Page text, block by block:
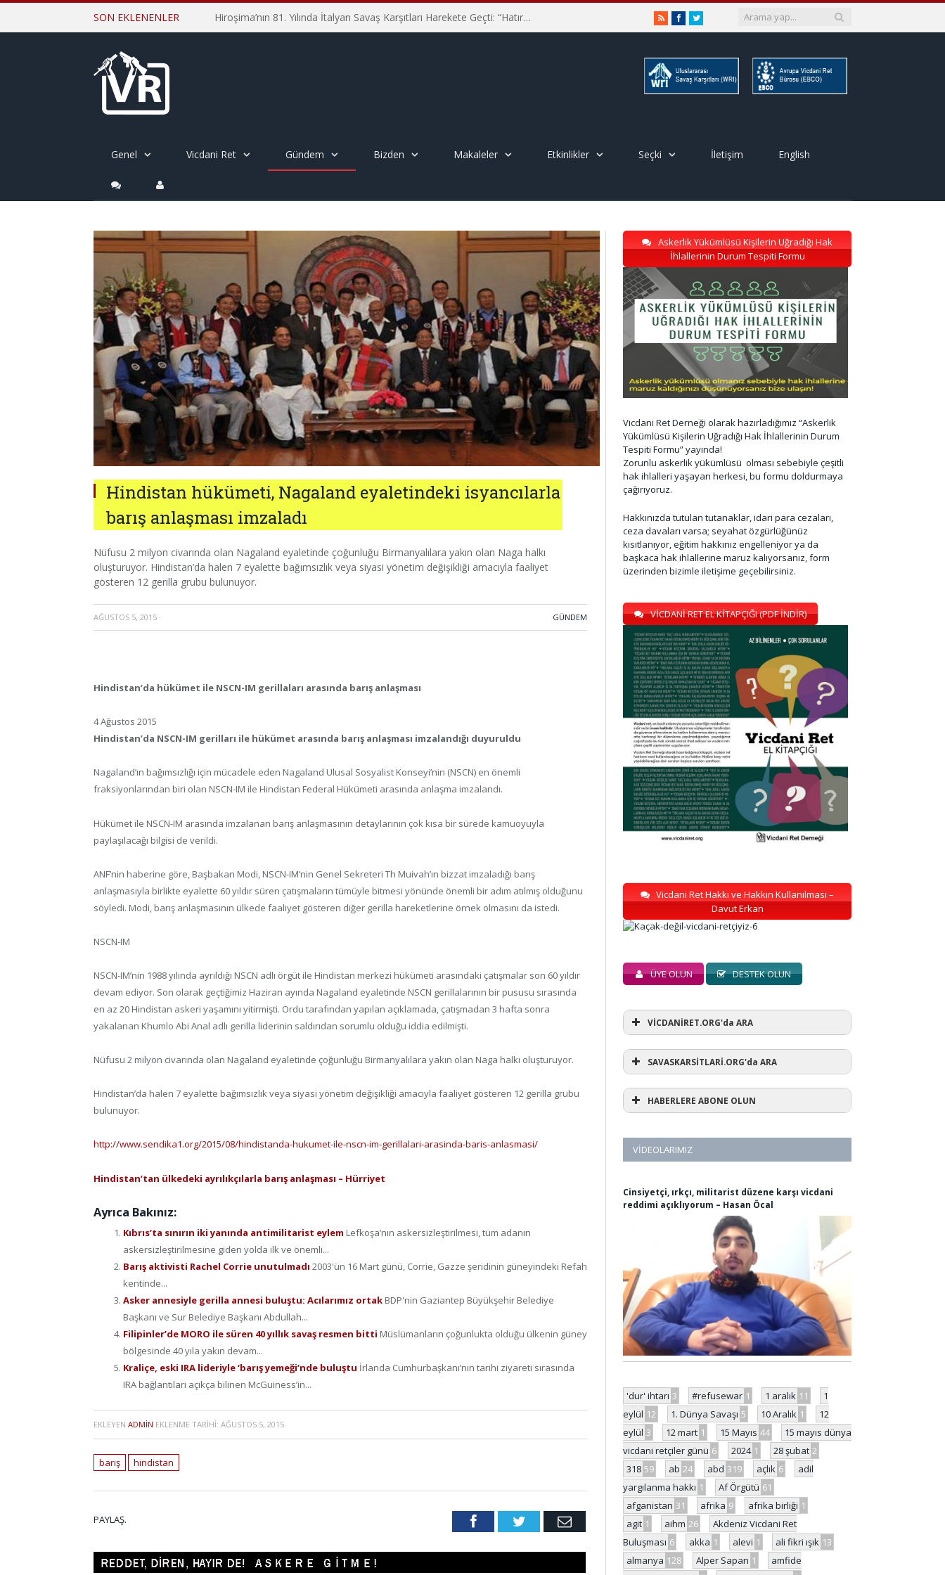
SON EKLENENLER Hiroşima’nın 81. Yılında İtalyan Savaş Karşıtları Harekete Geçti: “Hatırlamak yeterli değil” RSSFacebookTwitter
Genel Vicdani Ret Gündem Bizden Makaleler Etkinlikler Seçki İletişim English
Hindistan hükümeti, Nagaland eyaletindeki isyancılarla
barış anlaşması imzaladı
Nüfusu 2 milyon civarında olan Nagaland eyaletinde çoğunluğu Birmanyalılara yakın olan Naga halkı
oluşturuyor. Hindistan’da halen 7 eyalette bağımsızlık veya siyasi yönetim değişikliği amacıyla faaliyet
gösteren 12 gerilla grubu bulunuyor.
AĞUSTOS 5, 2015 · GÜNDEM
Hindistan’da hükümet ile NSCN-IM gerillaları arasında barış anlaşması
4 Ağustos 2015
Hindistan’da NSCN-IM gerilları ile hükümet arasında barış anlaşması imzalandığı duyuruldu
Nagaland’ın bağımsızlığı için mücadele eden Nagaland Ulusal Sosyalist Konseyi’nin (NSCN) en önemli
fraksiyonlarından biri olan NSCN-IM ile Hindistan Federal Hükümeti arasında anlaşma imzalandı.
Hükümet ile NSCN-IM arasında imzalanan barış anlaşmasının detaylarının çok kısa bir sürede kamuoyuyla
paylaşılacağı bilgisi de verildi.
ANF’nin haberine göre, Başbakan Modi, NSCN-IM’nin Genel Sekreteri Th Muivah’ın bizzat imzaladığı barış
anlaşmasıyla birlikte eyalette 60 yıldır süren çatışmaların tümüyle bitmesi yönünde önemli bir adım atılmış olduğunu
söyledi. Modi, barış anlaşmasının ülkede faaliyet gösteren diğer gerilla hareketlerine örnek olmasını da istedi.
NSCN-IM
NSCN-IM’nin 1988 yılında ayrıldığı NSCN adlı örgüt ile Hindistan merkezi hükümeti arasındaki çatışmalar son 60 yıldır
devam ediyor. Son olarak geçtiğimiz Haziran ayında Nagaland eyaletinde NSCN gerillalarının bir pususu sırasında
en az 20 Hindistan askeri yaşamını yitirmişti. Ordu tarafından yapılan açıklamada, çatışmadan 3 hafta sonra
yakalanan Khumlo Abi Anal adlı gerilla liderinin saldırıdan sorumlu olduğu iddia edilmişti.
Nüfusu 2 milyon civarında olan Nagaland eyaletinde çoğunluğu Birmanyalılara yakın olan Naga halkı oluşturuyor.
Hindistan’da halen 7 eyalette bağımsızlık veya siyasi yönetim değişikliği amacıyla faaliyet gösteren 12 gerilla grubu
bulunuyor.
http://www.sendika1.org/2015/08/hindistanda-hukumet-ile-nscn-im-gerillalari-arasinda-baris-anlasmasi/
Hindistan’tan ülkedeki ayrılıkçılarla barış anlaşması – Hürriyet
Ayrıca Bakınız:
Kıbrıs’ta sınırın iki yanında antimilitarist eylem Lefkoşa’nın askersizleştirilmesi, tüm adanın
askersizleştirilmesine giden yolda ilk ve önemli...
Barış aktivisti Rachel Corrie unutulmadı 2003'ün 16 Mart günü, Corrie, Gazze şeridinin güneyindeki Refah
kentinde...
Asker annesiyle gerilla annesi buluştu: Acılarımız ortak BDP'nin Gaziantep Büyükşehir Belediye
Başkanı ve Sur Belediye Başkanı Abdullah...
Filipinler’de MORO ile süren 40 yıllık savaş resmen bitti Müslümanların çoğunlukta olduğu ülkenin güney
bölgesinde 40 yıla yakın devam...
Kraliçe, eski IRA lideriyle ‘barış yemeği’nde buluştu İrlanda Cumhurbaşkanı’nın tarihi ziyareti sırasında
IRA bağlantıları açıkça bilinen McGuiness’in...
EKLEYEN ADMIN EKLENME TARIHI: AĞUSTOS 5, 2015
barış hindistan
PAYLAŞ. FacebookTwitter Email
Askerlik Yükümlüsü Kişilerin Uğradığı Hak
İhlallerinin Durum Tespiti Formu
Vicdani Ret Derneği olarak hazırladığımız “Askerlik
Yükümlüsü Kişilerin Uğradığı Hak İhlallerinin Durum
Tespiti Formu” yayında!
Zorunlu askerlik yükümlüsü olması sebebiyle çeşitli
hak ihlalleri yaşayan herkesi, bu formu doldurmaya
çağırıyoruz.
Hakkınızda tutulan tutanaklar, idari para cezaları,
ceza davaları varsa; seyahat özgürlüğünüz
kısıtlanıyor, eğitim hakkınız engelleniyor ya da
başkaca hak ihlallerine maruz kalıyorsanız, form
üzerinden bizimle iletişime geçebilirsiniz.
VİCDANİ RET EL KİTAPÇIĞI (PDF İNDİR)
Vicdani Ret Hakkı ve Hakkın Kullanılması –
Davut Erkan
ÜYE OLUN DESTEK OLUN
VİCDANİRET.ORG'da ARA
SAVASKARSİTLARİ.ORG'da ARA
HABERLERE ABONE OLUN
VIDEOLARIMIZ
Cinsiyetçi, ırkçı, militarist düzene karşı vicdani
reddimi açıklıyorum – Hasan Öcal
'dur' ihtarı 3 #refusewar 1 1 aralık 11
1
eylül 12 1. Dünya Savaşı 5 10 Aralık 1
12
eylül 3 12 mart 1 15 Mayıs 44
15 mayıs dünya
vicdani retçiler günü 6 2024 1 28 şubat 2
318 59 ab 24 abd 319 açlık 6
adil
yargılanma hakkı 1 Af Örgütü 61
afganistan 31 afrika 9 afrika birliği 1
agit 1 aihm 26
Akdeniz Vicdani Ret
Buluşması 6 akka 1 alevi 1 ali fikri ışık 13
almanya 128 Alper Sapan 1
amfide